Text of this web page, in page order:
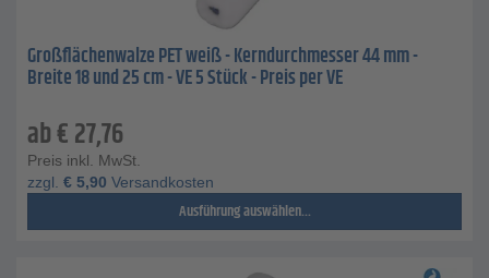
Großflächenwalze PET weiß - Kerndurchmesser 44 mm -
Breite 18 und 25 cm - VE 5 Stück - Preis per VE
ab€27,76
Preis inkl. MwSt.
zzgl. € 5,90 Versandkosten
Ausführung auswählen...